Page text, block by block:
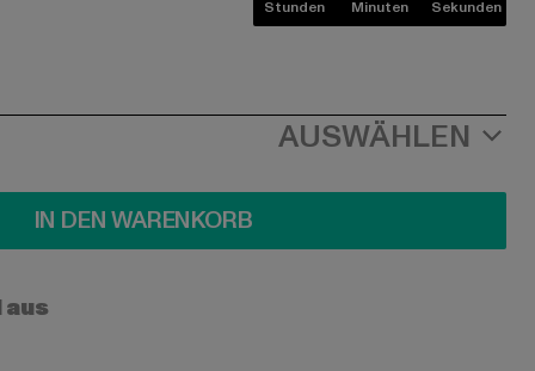
Stunden Minuten Sekunden
AUSWÄHLEN
IN DEN WARENKORB